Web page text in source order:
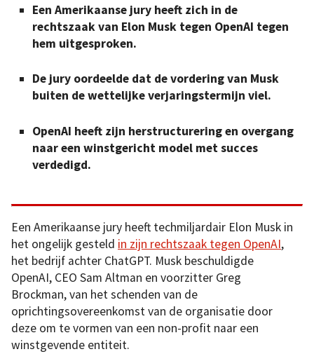
Een Amerikaanse jury heeft zich in de
rechtszaak van Elon Musk tegen OpenAI tegen
hem uitgesproken.
De jury oordeelde dat de vordering van Musk
buiten de wettelijke verjaringstermijn viel.
OpenAI heeft zijn herstructurering en overgang
naar een winstgericht model met succes
verdedigd.
Een Amerikaanse jury heeft techmiljardair Elon Musk in
het ongelijk gesteld in zijn rechtszaak tegen OpenAI,
het bedrijf achter ChatGPT. Musk beschuldigde
OpenAI, CEO Sam Altman en voorzitter Greg
Brockman, van het schenden van de
oprichtingsovereenkomst van de organisatie door
deze om te vormen van een non-profit naar een
winstgevende entiteit.